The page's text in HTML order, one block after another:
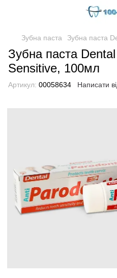
Зубна паста Зубна паста
Зубна паста
Sensitive, 100мл
Артикул: 00058634 Написати